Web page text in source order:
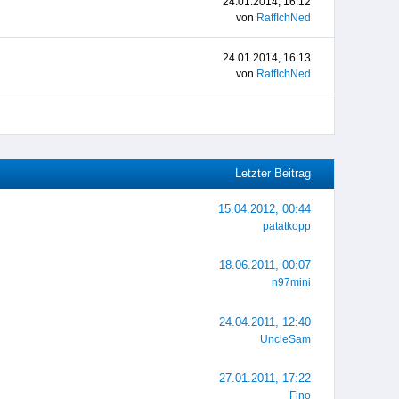
24.01.2014, 16:12
von RaffIchNed
24.01.2014, 16:13
von RaffIchNed
Letzter Beitrag
15.04.2012, 00:44
patatkopp
18.06.2011, 00:07
n97mini
24.04.2011, 12:40
UncleSam
27.01.2011, 17:22
Fino